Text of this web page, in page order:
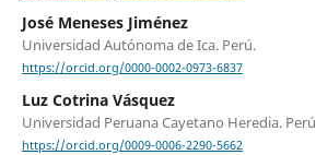
José Meneses Jiménez
Universidad Autónoma de Ica. Perú.
https://orcid.org/0000-0002-0973-6837
Luz Cotrina Vásquez
Universidad Peruana Cayetano Heredia. Perú
https://orcid.org/0009-0006-2290-5662